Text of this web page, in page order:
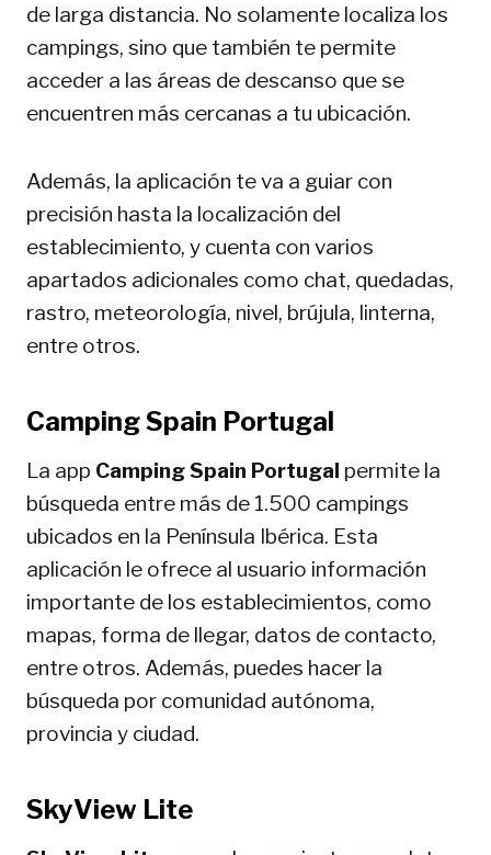
de larga distancia. No solamente localiza los
campings, sino que también te permite
acceder a las áreas de descanso que se
encuentren más cercanas a tu ubicación.
Además, la aplicación te va a guiar con
precisión hasta la localización del
establecimiento, y cuenta con varios
apartados adicionales como chat, quedadas,
rastro, meteorología, nivel, brújula, linterna,
entre otros.
Camping Spain Portugal
La app Camping Spain Portugal permite la
búsqueda entre más de 1.500 campings
ubicados en la Península Ibérica. Esta
aplicación le ofrece al usuario información
importante de los establecimientos, como
mapas, forma de llegar, datos de contacto,
entre otros. Además, puedes hacer la
búsqueda por comunidad autónoma,
provincia y ciudad.
SkyView Lite